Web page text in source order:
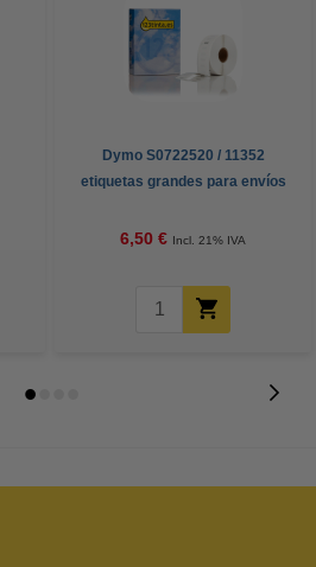
Dymo S0722520 / 11352
etiquetas grandes para envíos
6,50 € Incl. 21% IVA